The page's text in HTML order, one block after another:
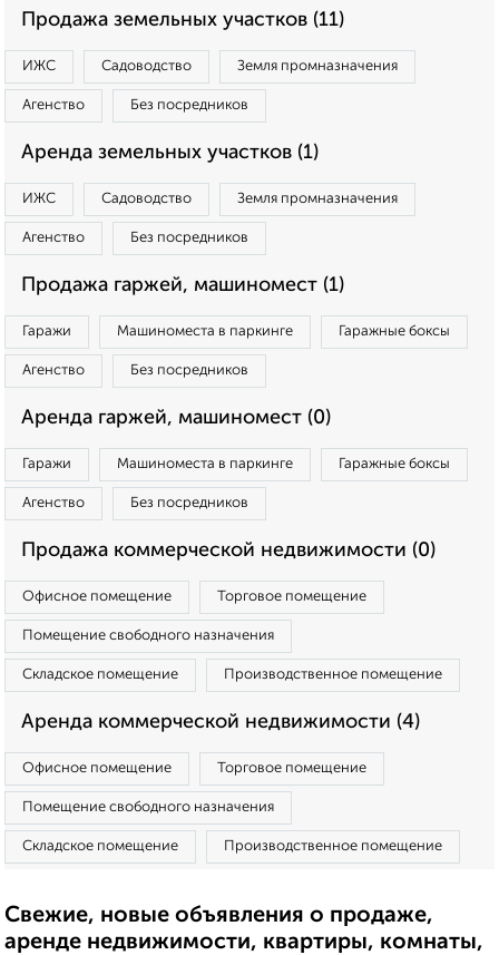
Продажа земельных участков (11)
ИЖС Садоводство Земля промназначения
Агенство Без посредников
Аренда земельных участков (1)
ИЖС Садоводство Земля промназначения
Агенство Без посредников
Продажа гаржей, машиномест (1)
Гаражи Машиноместа в паркинге Гаражные боксы
Агенство Без посредников
Аренда гаржей, машиномест (0)
Гаражи Машиноместа в паркинге Гаражные боксы
Агенство Без посредников
Продажа коммерческой недвижимости (0)
Офисное помещение Торговое помещение
Помещение свободного назначения
Складское помещение Производственное помещение
Аренда коммерческой недвижимости (4)
Офисное помещение Торговое помещение
Помещение свободного назначения
Складское помещение Производственное помещение
Свежие, новые объявления о продаже,
аренде недвижимости, квартиры, комнаты,